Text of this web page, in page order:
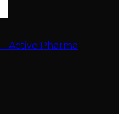
Active Pharma